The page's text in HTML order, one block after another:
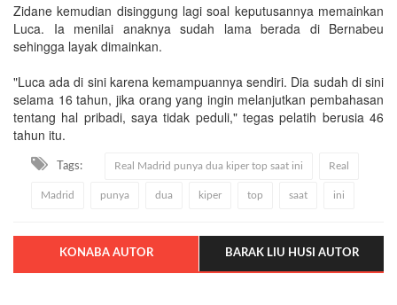
Zidane kemudian disinggung lagi soal keputusannya memainkan
Luca. Ia menilai anaknya sudah lama berada di Bernabeu
sehingga layak dimainkan.
"Luca ada di sini karena kemampuannya sendiri. Dia sudah di sini
selama 16 tahun, jika orang yang ingin melanjutkan pembahasan
tentang hal pribadi, saya tidak peduli," tegas pelatih berusia 46
tahun itu.
Tags: Real Madrid punya dua kiper top saat ini Real
Madrid punya dua kiper top saat ini
KONABA AUTOR BARAK LIU HUSI AUTOR